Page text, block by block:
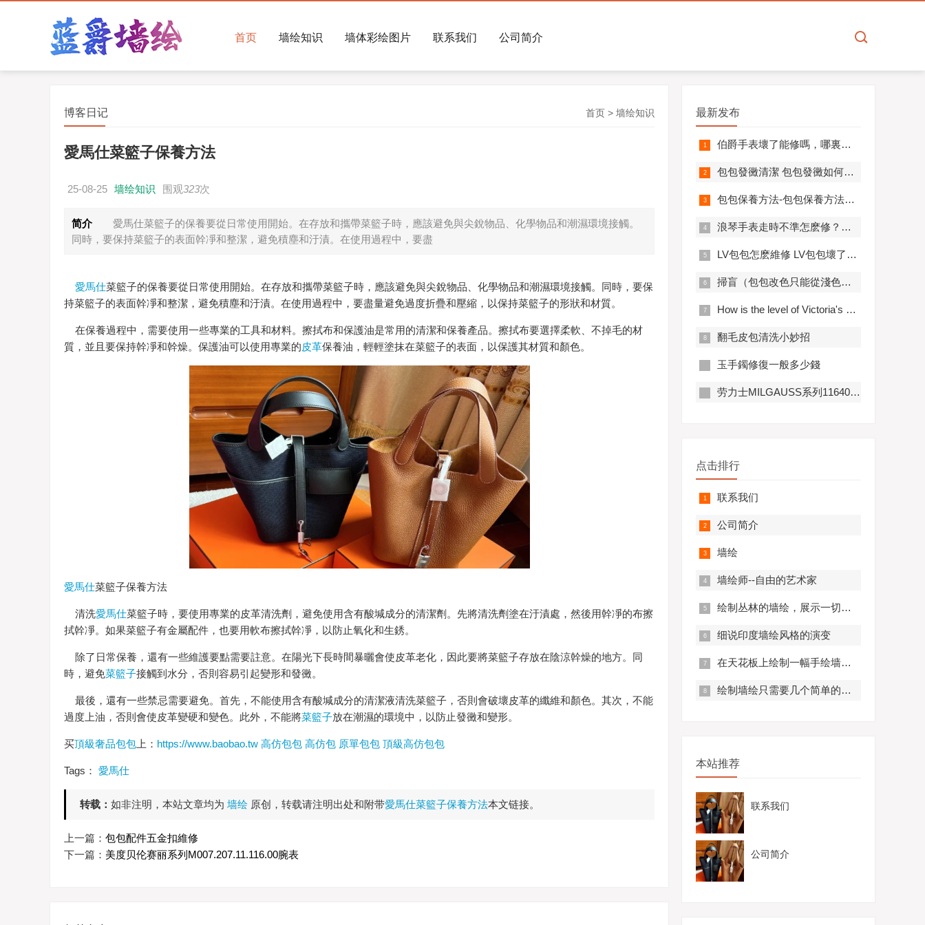
首页 墙绘知识 墙体彩绘图片 联系我们 公司简介
首页 > 墙绘知识
博客日记
愛馬仕菜籃子保養方法
25-08-25 墙绘知识 围观323次
简介
愛馬仕菜籃子的保養要從日常使用開始。在存放和攜帶菜籃子時，應該避免與尖銳物品、化學物品和潮濕環境接觸。
同時，要保持菜籃子的表面幹凈和整潔，避免積塵和汙漬。在使用過程中，要盡
愛馬仕菜籃子的保養要從日常使用開始。在存放和攜帶菜籃子時，應該避免與尖銳物品、化學物品和潮濕環境接觸。同時，要保
持菜籃子的表面幹凈和整潔，避免積塵和汙漬。在使用過程中，要盡量避免過度折疊和壓縮，以保持菜籃子的形狀和材質。
在保養過程中，需要使用一些專業的工具和材料。擦拭布和保護油是常用的清潔和保養產品。擦拭布要選擇柔軟、不掉毛的材
質，並且要保持幹凈和幹燥。保護油可以使用專業的皮革保養油，輕輕塗抹在菜籃子的表面，以保護其材質和顏色。
愛馬仕菜籃子保養方法
清洗愛馬仕菜籃子時，要使用專業的皮革清洗劑，避免使用含有酸堿成分的清潔劑。先將清洗劑塗在汙漬處，然後用幹凈的布擦
拭幹凈。如果菜籃子有金屬配件，也要用軟布擦拭幹凈，以防止氧化和生銹。
除了日常保養，還有一些維護要點需要註意。在陽光下長時間暴曬會使皮革老化，因此要將菜籃子存放在陰涼幹燥的地方。同
時，避免菜籃子接觸到水分，否則容易引起變形和發黴。
最後，還有一些禁忌需要避免。首先，不能使用含有酸堿成分的清潔液清洗菜籃子，否則會破壞皮革的纖維和顏色。其次，不能
過度上油，否則會使皮革變硬和變色。此外，不能將菜籃子放在潮濕的環境中，以防止發黴和變形。
买頂級奢品包包 上： https://www.baobao.tw 高仿包包 高仿包 原單包包 頂級高仿包包
Tags： 愛馬仕
转载： 如非注明，本站文章均为 墙绘 原创，转载请注明出处和附带愛馬仕菜籃子保養方法本文链接。
上一篇： ​包包配件五金扣維修
下一篇： 美度贝伦赛丽系列M007.207.11.116.00腕表
最新发布
​伯爵手表壞了能修嗎，哪裏可以修伯爵手表
​包包發黴清潔 包包發黴如何清潔
​包包保養方法-包包保養方法日常
​浪琴手表走時不準怎麽修？這裏有答案！
​LV包包怎麽維修 LV包包壞了修一下多少錢
掃盲（包包改色只能從淺色改到深色，無法從深色改到淺色）
How is the level of Victoria's wedding photography, modeling and makeup artist and the evaluation of
​翻毛皮包清洗小妙招
玉手鐲修復一般多少錢
劳力士MILGAUSS系列116400-GV-72400蓝盘腕表
点击排行
联系我们
公司简介
墙绘
墙绘师--自由的艺术家
绘制丛林的墙绘，展示一切冒险和野性的风情
细说印度墙绘风格的演变
在天花板上绘制一幅手绘墙是很常见的事情
绘制墙绘只需要几个简单的步骤就可以完成
本站推荐
联系我们
公司简介